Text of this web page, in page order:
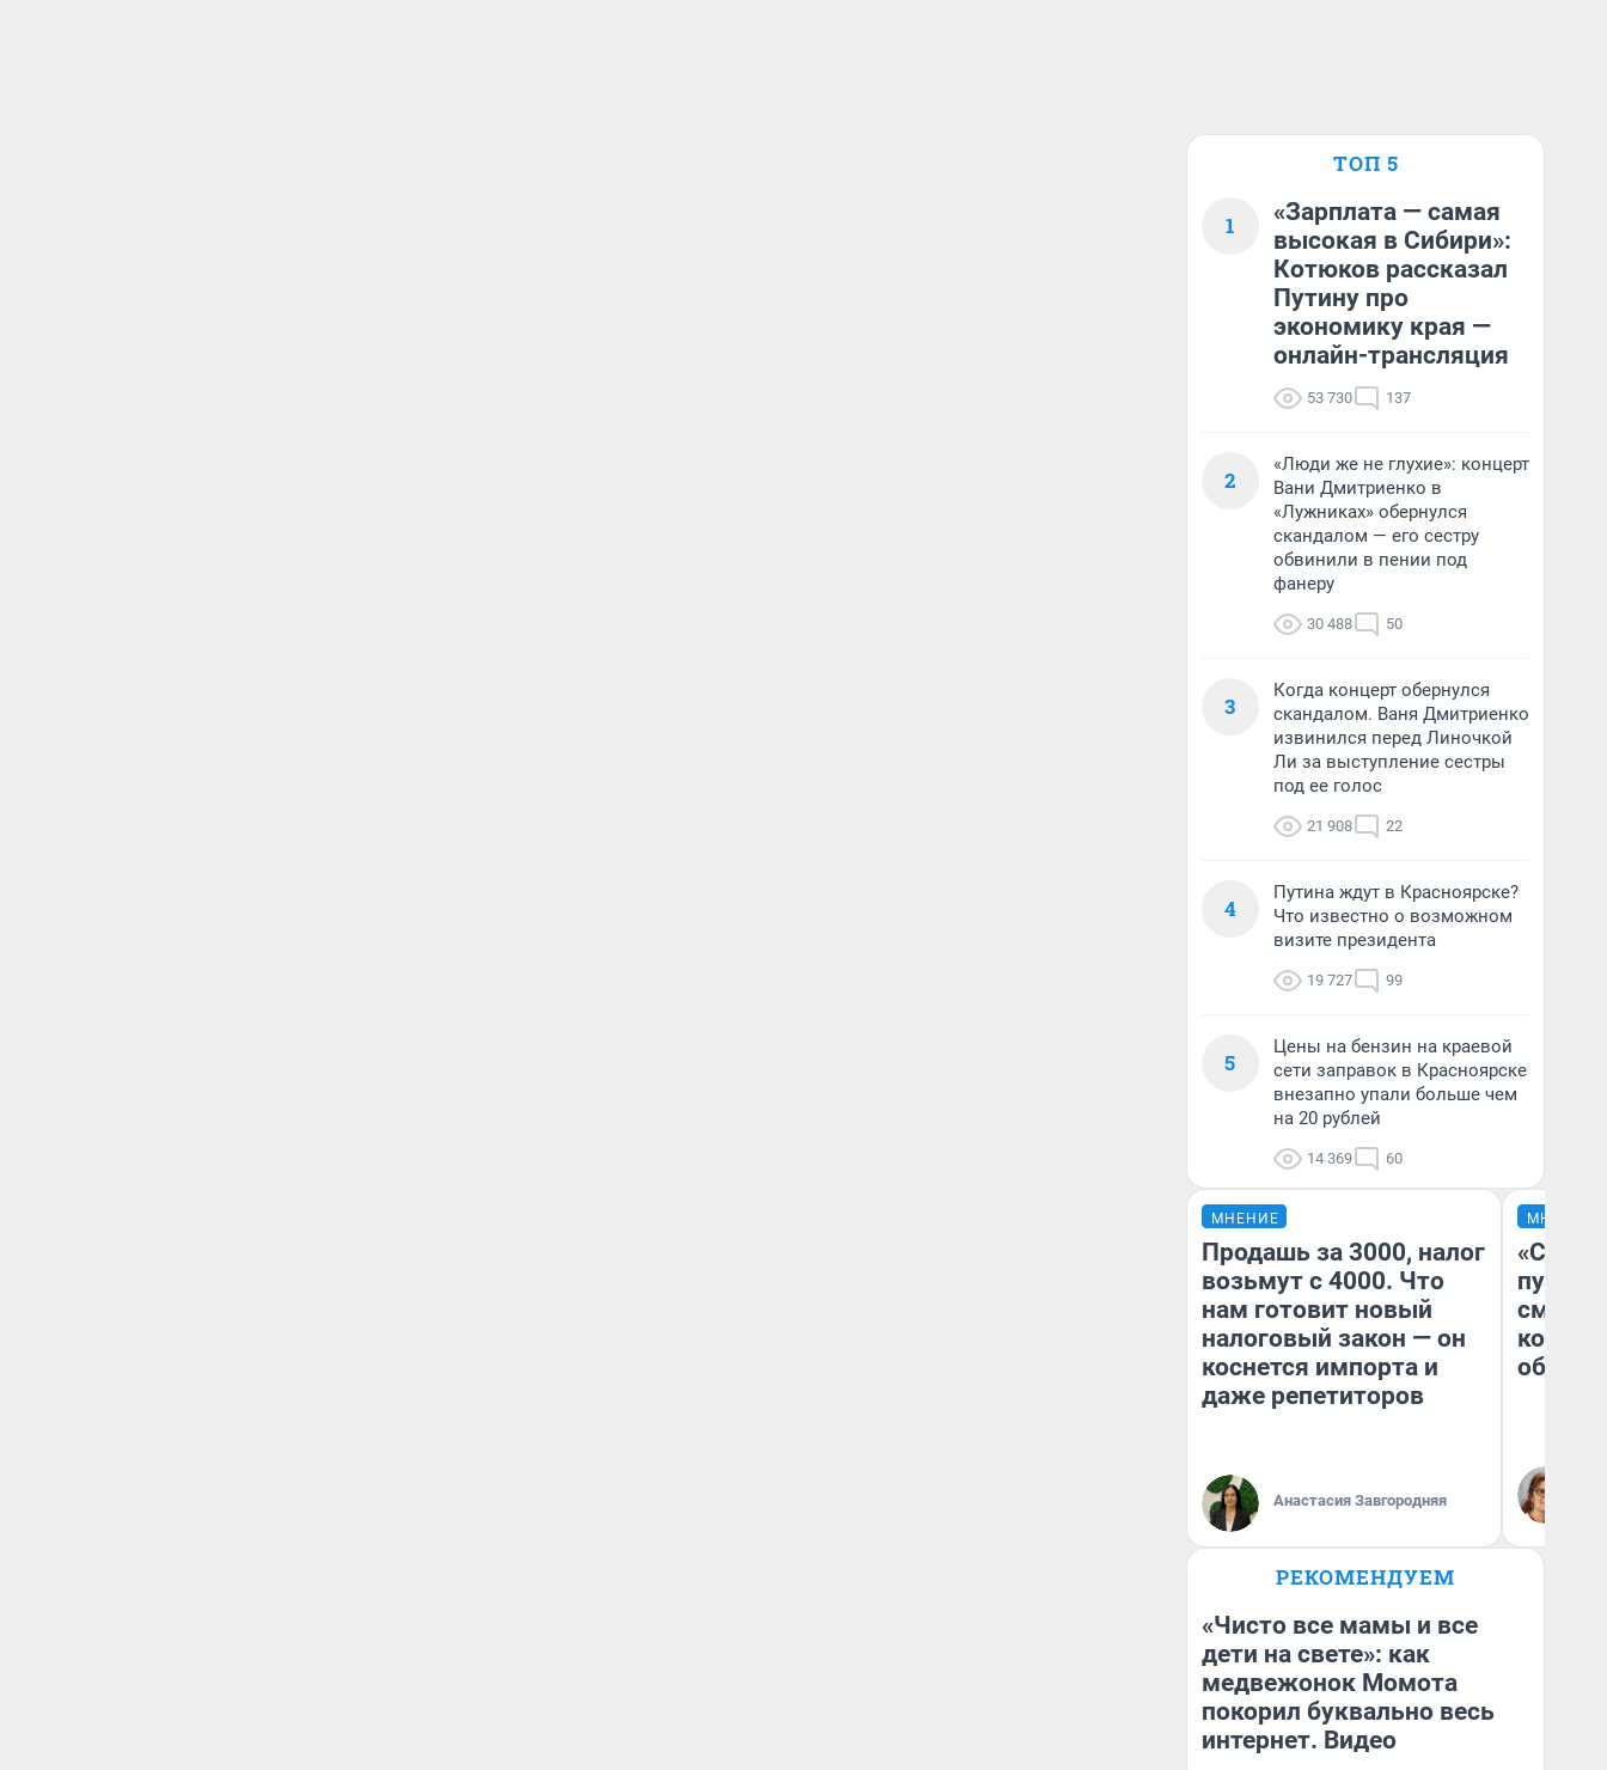
ТОП 5
1
«Зарплата — самая
высокая в Сибири»:
Котюков рассказал
Путину про
экономику края —
онлайн-трансляция
53 730 137
2
«Люди же не глухие»: концерт
Вани Дмитриенко в
«Лужниках» обернулся
скандалом — его сестру
обвинили в пении под
фанеру
30 488 50
3
Когда концерт обернулся
скандалом. Ваня Дмитриенко
извинился перед Линочкой
Ли за выступление сестры
под ее голос
21 908 22
4
Путина ждут в Красноярске?
Что известно о возможном
визите президента
19 727 99
5
Цены на бензин на краевой
сети заправок в Красноярске
внезапно упали больше чем
на 20 рублей
14 369 60
МНЕНИЕ
Продашь за 3000, налог
возьмут с 4000. Что
нам готовит новый
налоговый закон — он
коснется импорта и
даже репетиторов
Анастасия Завгородняя
МНЕНИЕ
РЕКОМЕНДУЕМ
«Чисто все мамы и все
дети на свете»: как
медвежонок Момота
покорил буквально весь
интернет. Видео